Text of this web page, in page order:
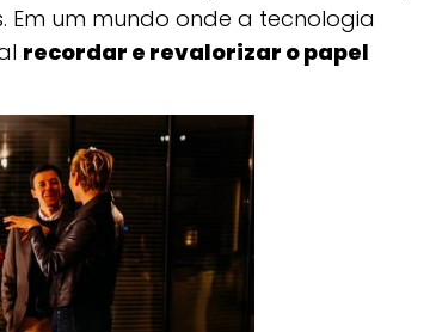
um mundo onde a tecnologia
recordar e revalorizar o papel